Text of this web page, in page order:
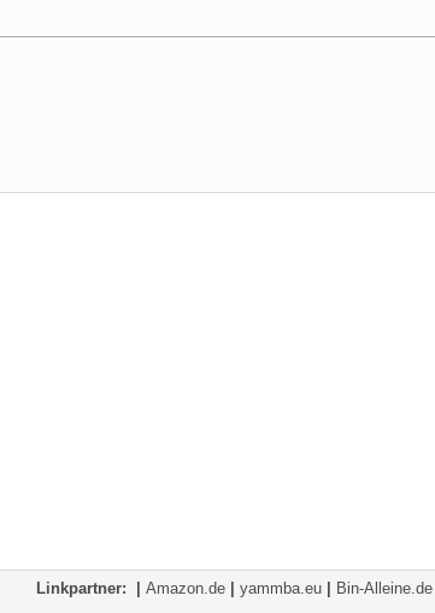
Linkpartner: Amazon.de yammba.eu Bin-Alleine.de